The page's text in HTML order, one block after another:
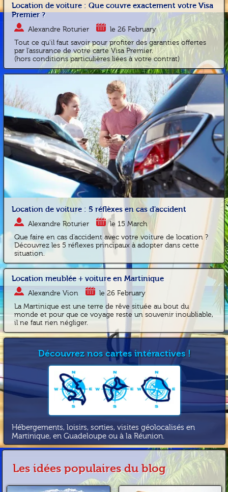
Location de voiture : Que couvre exactement votre Visa
Premier ?
Alexandre Roturier
le 26 February
Tout ce qu'il faut savoir pour profiter des garanties offertes
par l'assurance de votre carte Visa Premier.
(hors conditions particulières liées à votre contrat)
Location de voiture : 5 réflèxes en cas d'accident
Alexandre Roturier
le 15 March
Que faire en cas d'accident avec votre voiture de location ?
Découvrez les 5 réflexes principaux à adopter dans cette
situation.
Location meublée + voiture en Martinique
Alexandre Vion
le 26 February
La Martinique est une terre de rêve située au bout du
monde et pour que ce voyage reste un souvenir inoubliable,
il ne faut rien négliger.
Découvrez nos cartes intéractives !
Hébergements, loisirs, sorties, visites géolocalisés en
Martinique, en Guadeloupe ou à la Réunion.
Les idées populaires du blog